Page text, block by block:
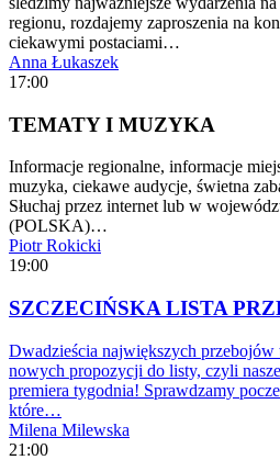
regionu, rozdajemy zaproszenia na
ciekawymi postaciami…
Anna Łukaszek
17:00
TEMATY I MUZYKA
Informacje regionalne, informacje
muzyka, ciekawe audycje, świetna
Słuchaj przez internet lub w
(POLSKA)…
Piotr Rokicki
19:00
SZCZECIŃSKA LISTA
Dwadzieścia największych przebojów
nowych propozycji do listy, czyli
premiera tygodnia! Sprawdzamy
które…
Milena Milewska
21:00